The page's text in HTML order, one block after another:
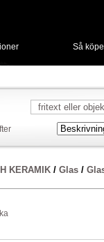
Så
KERAMIK / Glas /